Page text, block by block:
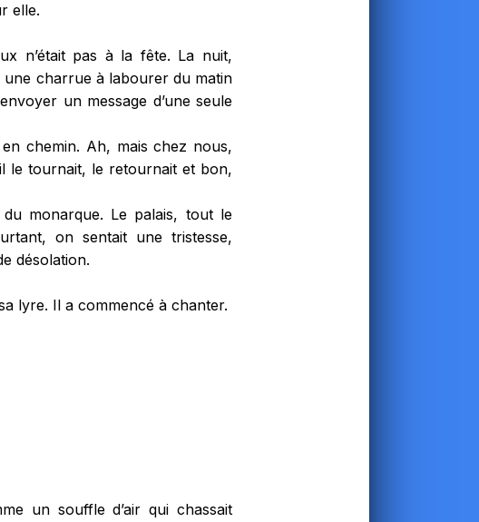
elle.
n’était pas à la fête. La nuit,
charrue à labourer du matin
un message d’une seule
chemin. Ah, mais chez nous,
le tournait, le retournait et bon,
monarque. Le palais, tout le
on sentait une tristesse,
désolation.
lyre. Il a commencé à chanter.
un souffle d’air qui chassait